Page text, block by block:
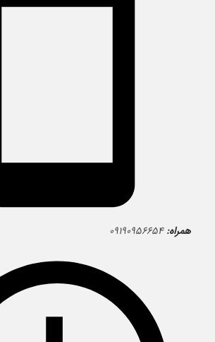
همراه: ۰۹۱۹۰۹۵۶۶۵۴